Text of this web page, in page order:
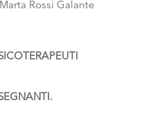
Rossi Galante